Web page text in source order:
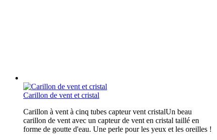
Carillon de vent et cristal
Carillon à vent à cinq tubes capteur vent cristalUn beau
carillon de vent avec un capteur de vent en cristal taillé en
forme de goutte d'eau. Une perle pour les yeux et les oreilles !